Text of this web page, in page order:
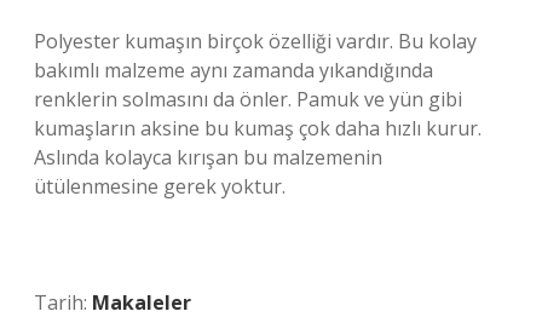
Polyester kumaşın birçok özelliği vardır. Bu kolay
bakımlı malzeme aynı zamanda yıkandığında
renklerin solmasını da önler. Pamuk ve yün gibi
kumaşların aksine bu kumaş çok daha hızlı kurur.
Aslında kolayca kırışan bu malzemenin
ütülenmesine gerek yoktur.
Tarih: Makaleler